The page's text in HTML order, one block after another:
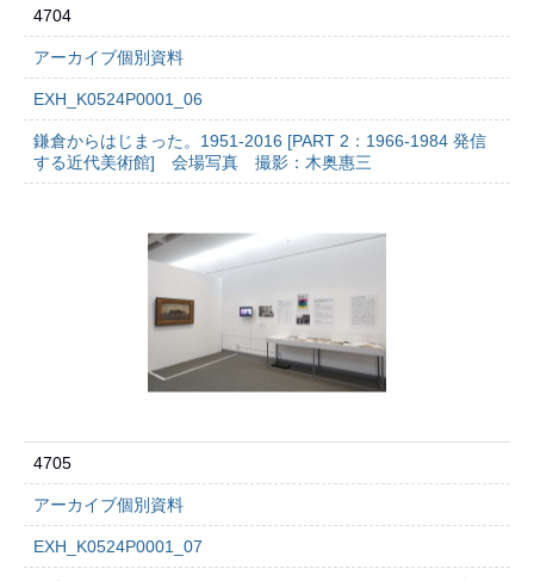
4704
アーカイブ個別資料
EXH_K0524P0001_06
鎌倉からはじまった。1951-2016 [PART 2：1966-1984 発信
する近代美術館] 会場写真 撮影：木奥惠三
4705
アーカイブ個別資料
EXH_K0524P0001_07